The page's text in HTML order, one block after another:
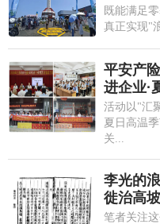
既能满足
真正实现"
平安产
进企业·
活动以"汇
夏日高温
关...
李光的
徙治高
笔者关注